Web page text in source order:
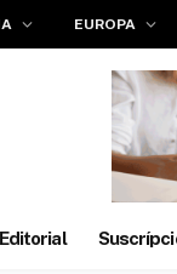
EUROPA
Editorial